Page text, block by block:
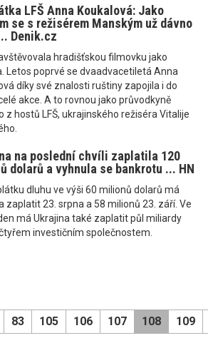
LFŠ Anna Koukalová: Jako
se s režisérem Manským už dávno
Denik.cz
hradišťskou filmovku jako
Letos poprvé se dvaadvacetiletá Anna
díky své znalosti ruštiny zapojila i do
akce. A to rovnou jako průvodkyně
z hostů LFŠ, ukrajinského režiséra Vitalije
na poslední chvíli zaplatila 120
dolarů a vyhnula se bankrotu ... HN
dluhu ve výši 60 milionů dolarů má
zaplatit 23. srpna a 58 milionů 23. září. Ve
má Ukrajina také zaplatit půl miliardy
investičním společnostem.
83 105 106 107 108 109